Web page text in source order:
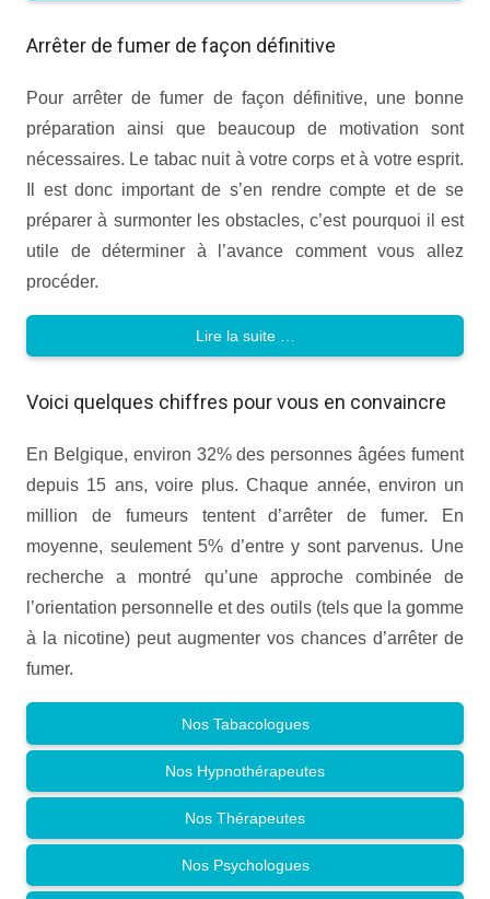
Arrêter de fumer de façon définitive
Pour arrêter de fumer de façon définitive, une bonne
préparation ainsi que beaucoup de motivation sont
nécessaires. Le tabac nuit à votre corps et à votre esprit.
Il est donc important de s’en rendre compte et de se
préparer à surmonter les obstacles, c’est pourquoi il est
utile de déterminer à l’avance comment vous allez
procéder.
Lire la suite …
Voici quelques chiffres pour vous en convaincre
En Belgique, environ 32% des personnes âgées fument
depuis 15 ans, voire plus. Chaque année, environ un
million de fumeurs tentent d’arrêter de fumer. En
moyenne, seulement 5% d’entre y sont parvenus. Une
recherche a montré qu’une approche combinée de
l’orientation personnelle et des outils (tels que la gomme
à la nicotine) peut augmenter vos chances d’arrêter de
fumer.
Nos Tabacologues
Nos Hypnothérapeutes
Nos Thérapeutes
Nos Psychologues